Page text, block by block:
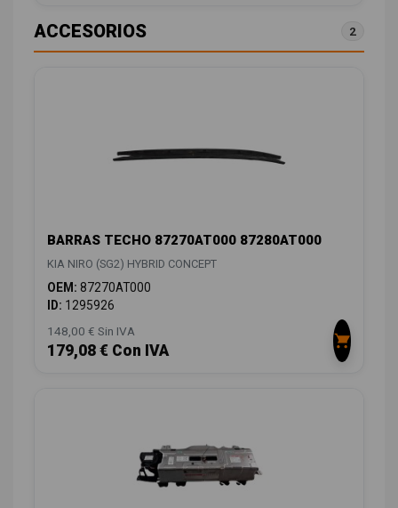
ACCESORIOS 2
BARRAS TECHO 87270AT000 87280AT000
KIA NIRO (SG2) HYBRID CONCEPT
OEM: 87270AT000
ID: 1295926
148,00 € Sin IVA
179,08 € Con IVA